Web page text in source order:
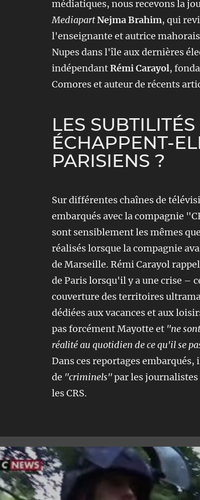
médiatiques, nous recevons la
MediapartNejma Brahim, qui
l'enseignante et autrice
Nupes dans l'île aux dernières
indépendantRémi Carayol,
Comores et auteur de récents
LES
ÉCHAPPENT-
PARISIENS ?
Sur différentes chaînes de
embarqués avec la compagnie
sont sensiblement les mêmes
réalisés lorsque la compagnie
de Marseille. Rémi Carayol
de Paris lorsqu'il y a une crise –
couverture des territoires
dédiées aux vacances et aux
pas forcément Mayotte et "ne
réalité au quotidien de ce qu'il se
Dans ces reportages
de "criminels"par les
les CRS.